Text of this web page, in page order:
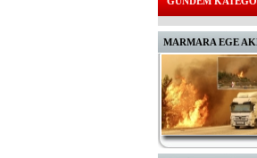
MARMARA EGE